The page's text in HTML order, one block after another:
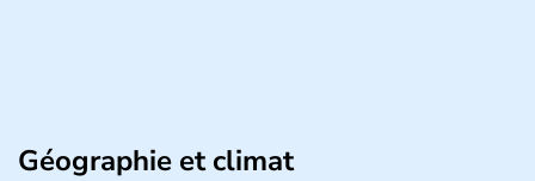
Géographie et climat